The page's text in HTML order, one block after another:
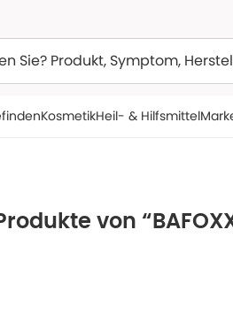
KosmetikHeil- & Hilfsmittel
von